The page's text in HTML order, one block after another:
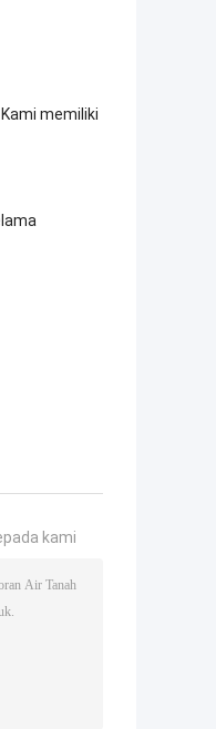
memiliki
kami